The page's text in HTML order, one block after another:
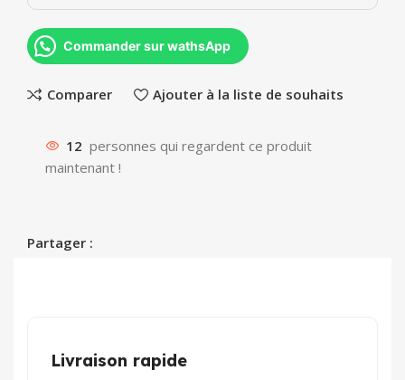
Commander sur wathsApp
Comparer Ajouter à la liste de souhaits
12 personnes qui regardent ce produit
maintenant !
Partager :
Livraison rapide